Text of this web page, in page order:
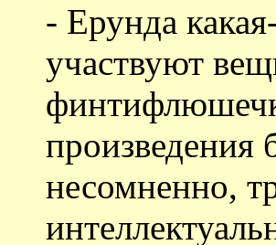
- Ерунда
участвуют
произведения
несомненно,